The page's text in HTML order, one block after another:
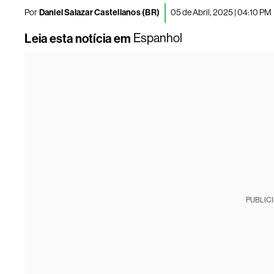
PorDaniel Salazar Castellanos (BR) 05 de Abril, 2025 | 04:10 PM
Leia esta notícia em Espanhol